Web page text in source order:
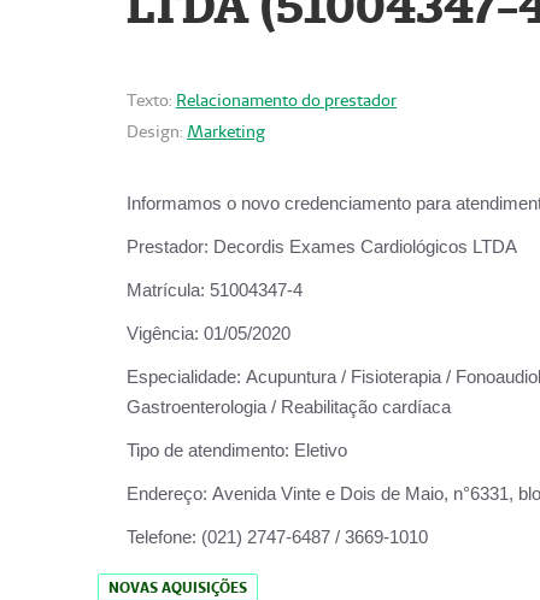
Texto: Relacionamento do prestador
Design: Marketing
Informamos o novo credenciamento para
Prestador: Decordis Exames Cardiológicos LTDA
Matrícula: 51004347-4
Vigência: 01/05/2020
Especialidade: Acupuntura / Fisioterapia /
Gastroenterologia / Reabilitação cardíaca
Tipo de atendimento: Eletivo
Endereço: Avenida Vinte e Dois de Maio, n°6331,
Telefone: (021) 2747-6487 / 3669-1010
NOVAS AQUISIÇÕES